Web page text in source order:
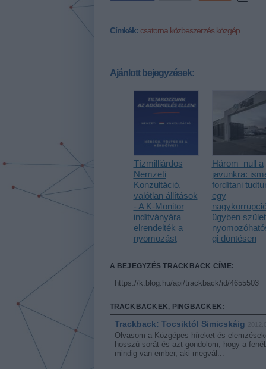
Címkék: csatorna közbeszerzés közgép
Ajánlott bejegyzések:
Tízmilliárdos
Nemzeti
Konzultáció,
valótlan állítások
- A K-Monitor
indítványára
elrendelték a
nyomozást
Három–null a
javunkra:
fordítani
egy
ügyben
gi döntésen
A BEJEGYZÉS TRACKBACK CÍME:
https://k.blog.hu/api/trackback/id/4655503
TRACKBACKEK, PINGBACKEK:
Trackback: Tocsiktól Simicskáig
Olvasom a Közgépes híreket és
hosszú sorát és azt gondolom, hogy a
mindig van ember, aki megvál...